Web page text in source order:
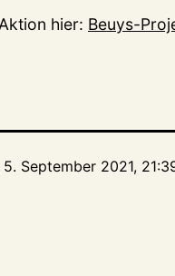
hier: Beuys-
5. September 2021,